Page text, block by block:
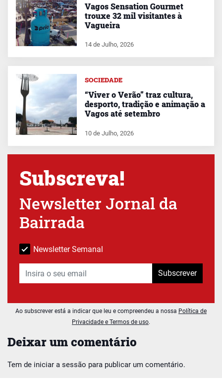
Deixar um comentário
Tem de iniciar a sessão para publicar um comentário.
Vagos Sensation Gourmet
trouxe 32 mil visitantes à
Vagueira
14 de Julho, 2026
SOCIEDADE
“Viver o Verão” traz cultura,
desporto, tradição e animação a
Vagos até setembro
10 de Julho, 2026
Subscreva!
Newsletter Jornal da
Bairrada
Newsletter Semanal
Subscrever
Ao subscrever está a indicar que leu e compreendeu a nossa Política de
Privacidade e Termos de uso.